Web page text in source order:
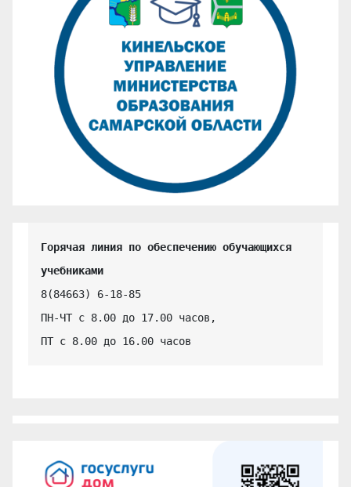
Горячая линия по обеспечению обучающихся
учебниками
8(84663) 6-18-85
ПН-ЧТ с 8.00 до 17.00 часов,
ПТ с 8.00 до 16.00 часов